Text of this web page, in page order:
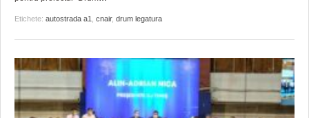
SFATURI JURIDICE
Etichete: autostrada a1 cnair, drum legatura